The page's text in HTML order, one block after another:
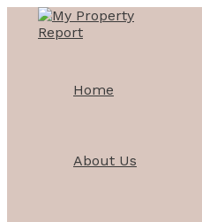
Skip
content
Home
About Us
Post
navigation